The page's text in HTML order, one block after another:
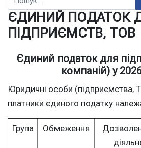
ЄДИНИЙ ПОДАТОК
ПІДПРИЄМСТВ, ТОВ
Єдиний податок для
компаній) у
Юридичні особи (підприємства,
платники єдиного податку
Група Обмеження